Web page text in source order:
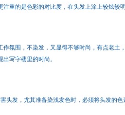
的是色彩的对比度，在头发上涂上较炫较
围，不染发，又显得不够时尚，有点老土
写字楼里的时尚。
发，尤其准备染浅发色时，必须将头发的色